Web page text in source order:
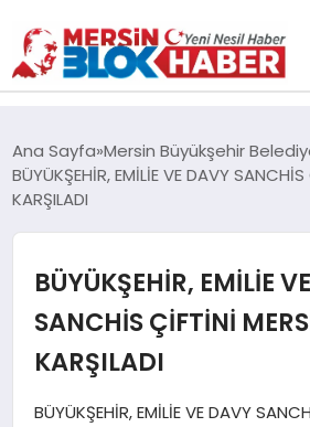
SAĞLIK
EĞITIM
Ana Sayfa Mersin Büyükşehir
BÜYÜKŞEHİR, EMİLİE VE DAVY SANCHİS
KARŞILADI
BÜYÜKŞEHİR, EMİLİE
SANCHİS ÇİFTİNİ
KARŞILADI
BÜYÜKŞEHİR, EMİLİE VE DAVY